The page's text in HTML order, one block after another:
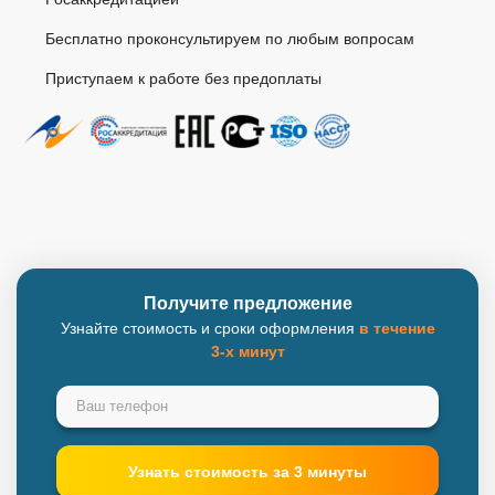
Бесплатно проконсультируем по любым вопросам
Приступаем к работе без предоплаты
Получите предложение
Узнайте стоимость и сроки оформления в течение
3-х минут